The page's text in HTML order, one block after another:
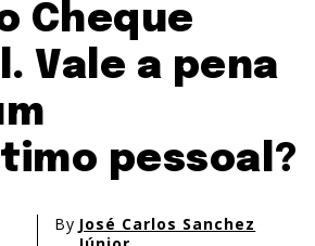
Cheque
Vale a pena
pessoal?
By José Carlos Sanchez